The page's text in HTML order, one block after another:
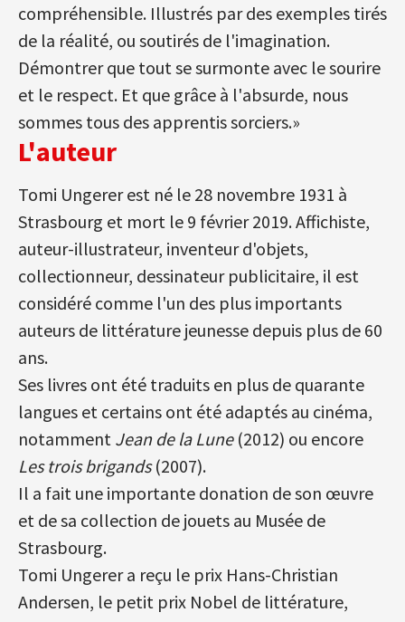
compréhensible. Illustrés par des exemples tirés
de la réalité, ou soutirés de l'imagination.
Démontrer que tout se surmonte avec le sourire
et le respect. Et que grâce à l'absurde, nous
sommes tous des apprentis sorciers.»
L'auteur
Tomi Ungerer est né le 28 novembre 1931 à
Strasbourg et mort le 9 février 2019. Affichiste,
auteur-illustrateur, inventeur d'objets,
collectionneur, dessinateur publicitaire, il est
considéré comme l'un des plus importants
auteurs de littérature jeunesse depuis plus de 60
ans.
Ses livres ont été traduits en plus de quarante
langues et certains ont été adaptés au cinéma,
notamment Jean de la Lune (2012) ou encore
Les trois brigands(2007).
Il a fait une importante donation de son œuvre
et de sa collection de jouets au Musée de
Strasbourg.
Tomi Ungerer a reçu le prix Hans-Christian
Andersen, le petit prix Nobel de littérature,